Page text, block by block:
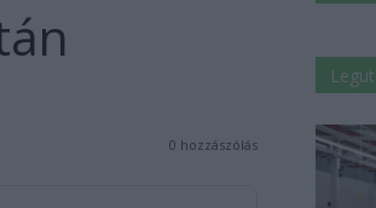
0 hozzászólás